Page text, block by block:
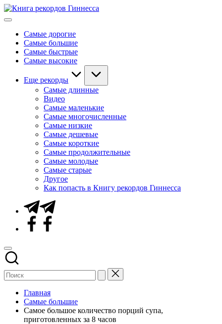
Перейти
к
Мировые
ГиннессаСамые дорогие
Самые большие
Самые быстрые
Самые высокие
Еще рекорды
Самые длинные
Видео
Самые маленькие
Самые многочисленные
Самые низкие
Самые дешевые
Самые короткие
Самые продолжительные
Самые молодые
Самые старые
Другое
Как попасть в Книгу рекордов Гиннесса
Telegram
Facebook
Главная
Самые большие
Самое большое количество порций супа,
приготовленных за 8 часов